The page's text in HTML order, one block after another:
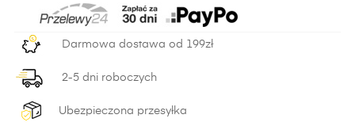
Darmowa dostawa od 199zł
2-5 dni roboczych
Ubezpieczona przesyłka